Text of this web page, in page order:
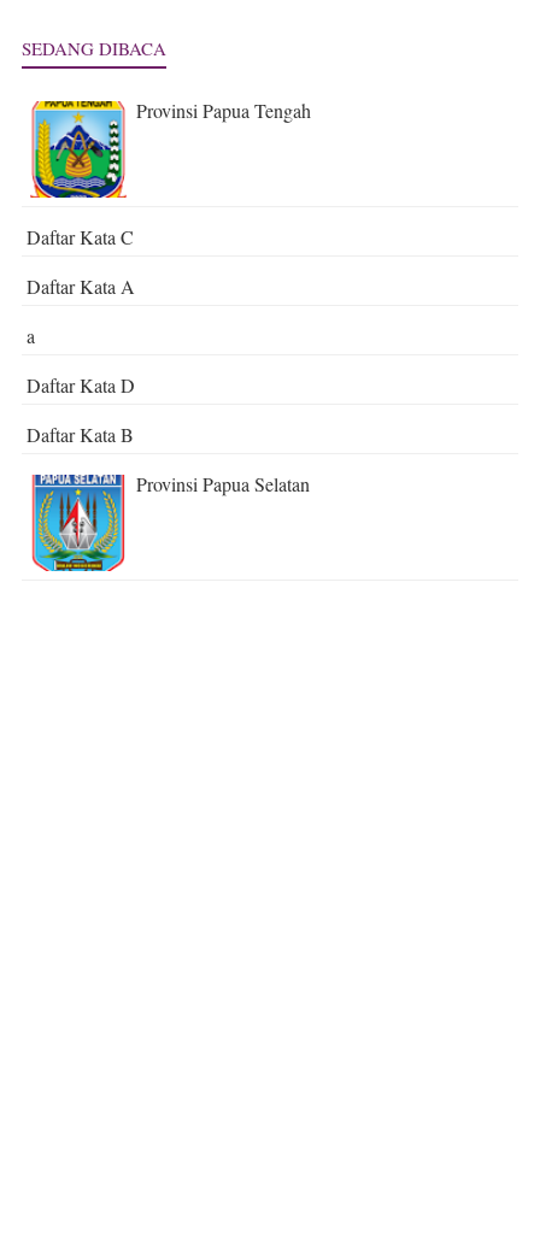
SEDANG DIBACA
Provinsi Papua Tengah
Daftar Kata C
Daftar Kata A
a
Daftar Kata D
Daftar Kata B
Provinsi Papua Selatan